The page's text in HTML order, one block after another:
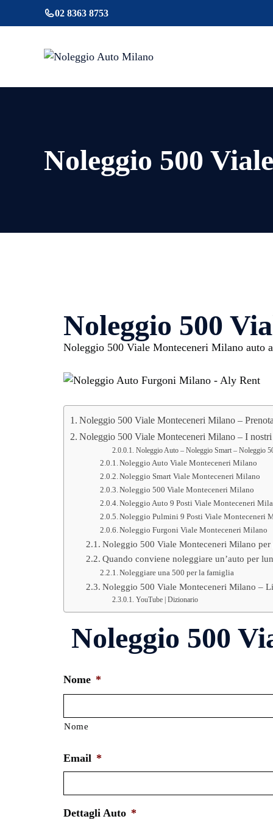
al
02 8363 8753
Noleggio 500
Noleggio 500
Noleggio 500 Viale Monteceneri Milano auto
Noleggio 500 Viale Monteceneri Milano –
Noleggio 500 Viale Monteceneri Milano – I
Noleggio Auto – Noleggio Smart – Noleggio
Noleggio Auto Viale Monteceneri Milano
Noleggio Smart Viale Monteceneri Milano
Noleggio 500 Viale Monteceneri Milano
Noleggio Auto 9 Posti Viale Monteceneri
Noleggio Pulmini 9 Posti Viale Monteceneri
Noleggio Furgoni Viale Monteceneri Milano
Noleggio 500 Viale Monteceneri Milano
Quando conviene noleggiare un’auto per
Noleggiare una 500 per la famiglia
Noleggio 500 Viale Monteceneri Milano –
YouTube | Dizionario
Noleggio 500
Nome *
Nome
Email *
Dettagli Auto *